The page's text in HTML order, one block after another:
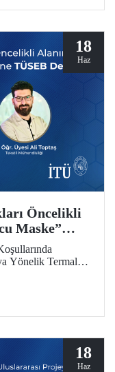
18
Haz
Öncelikli
Maske”
Yönelik Termal
Sağlık
18
Haz